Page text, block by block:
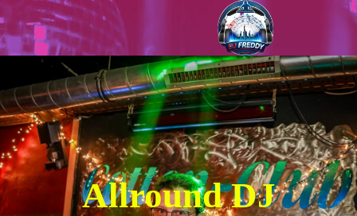
Allround DJ